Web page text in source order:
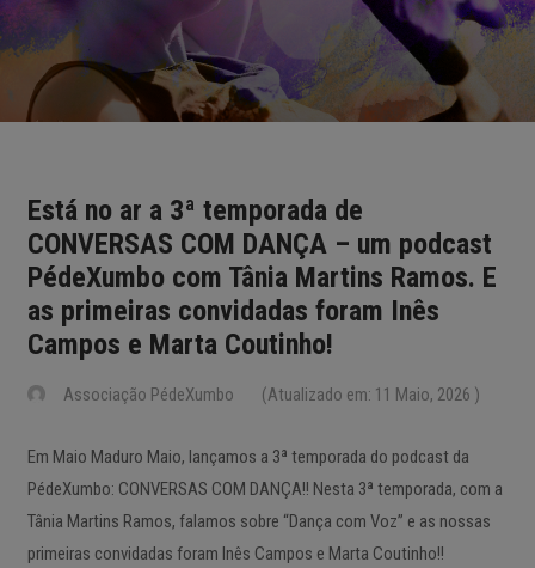
Está no ar a 3ª temporada de
CONVERSAS COM DANÇA – um podcast
PédeXumbo com Tânia Martins Ramos. E
as primeiras convidadas foram Inês
Campos e Marta Coutinho!
Associação PédeXumbo (Atualizado em: 11 Maio, 2026 )
Em Maio Maduro Maio, lançamos a 3ª temporada do podcast da
PédeXumbo: CONVERSAS COM DANÇA!! Nesta 3ª temporada, com a
Tânia Martins Ramos, falamos sobre “Dança com Voz” e as nossas
primeiras convidadas foram Inês Campos e Marta Coutinho!!